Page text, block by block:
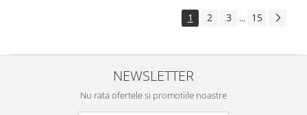
1 2 3 ... 15
NEWSLETTER
Nu rata ofertele si promotiile noastre